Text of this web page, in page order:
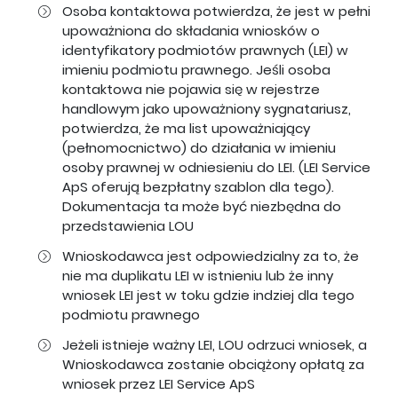
Osoba kontaktowa potwierdza, że jest w pełni
upoważniona do składania wniosków o
identyfikatory podmiotów prawnych (LEI) w
imieniu podmiotu prawnego. Jeśli osoba
kontaktowa nie pojawia się w rejestrze
handlowym jako upoważniony sygnatariusz,
potwierdza, że ma list upoważniający
(pełnomocnictwo) do działania w imieniu
osoby prawnej w odniesieniu do LEI. (LEI Service
ApS oferują bezpłatny szablon dla tego).
Dokumentacja ta może być niezbędna do
przedstawienia LOU
Wnioskodawca jest odpowiedzialny za to, że
nie ma duplikatu LEI w istnieniu lub że inny
wniosek LEI jest w toku gdzie indziej dla tego
podmiotu prawnego
Jeżeli istnieje ważny LEI, LOU odrzuci wniosek, a
Wnioskodawca zostanie obciążony opłatą za
wniosek przez LEI Service ApS